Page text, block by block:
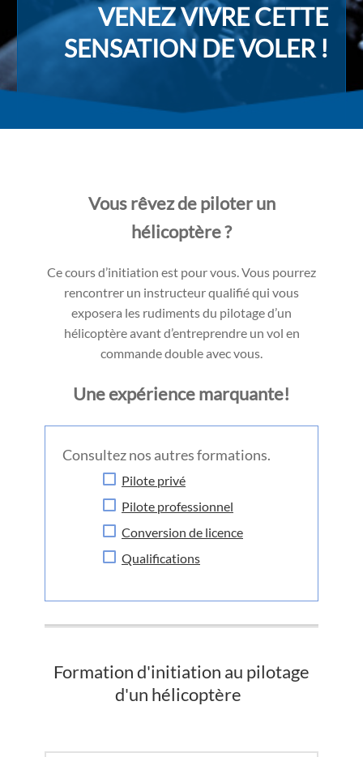
VENEZ VIVRE CETTE
SENSATION DE VOLER !
Vous rêvez de piloter un
hélic optère ?
Ce cours d’initiation est pour vous. Vous pourrez
rencontrer un instructeur qualifié qui vous
exposera les rudiments du pilotage d’un
hélicoptère avant d’entreprendre un vol en
commande double avec vous.
Une expérience marquante!
Consultez nos autres formations.
Pilote privé
Pilote professionnel
Conversion de licence
Qualifications
Formation d'initiation au pilotage
d'un hélicoptère